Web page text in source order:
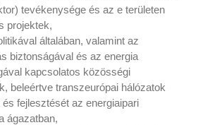
tevékenysége és az e területen
projektek,
általában, valamint az
biztonságával és az energia
kapcsolatos közösségi
beleértve transzeurópai hálózatok
és fejlesztését az energiaipari
ágazatban,